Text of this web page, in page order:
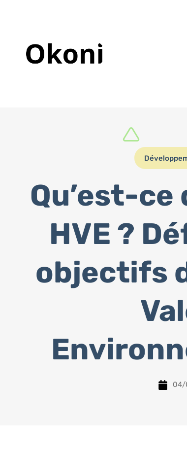
Qu’est-ce
HVE ?
objectifs
04/